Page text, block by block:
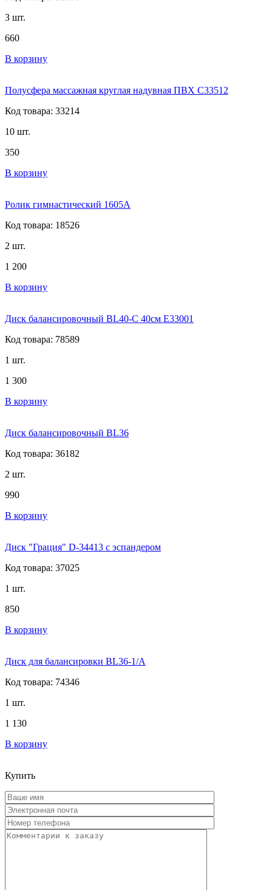
3 шт.
660
В корзину
Полусфера массажная круглая надувная ПВХ C33512
Код товара: 33214
10 шт.
350
В корзину
Ролик гимнастический 1605А
Код товара: 18526
2 шт.
1 200
В корзину
Диск балансировочный BL40-С 40см E33001
Код товара: 78589
1 шт.
1 300
В корзину
Диск балансировочный BL36
Код товара: 36182
2 шт.
990
В корзину
Диск "Грация" D-34413 c эспандером
Код товара: 37025
1 шт.
850
В корзину
Диск для балансировки BL36-1/A
Код товара: 74346
1 шт.
1 130
В корзину
Купить